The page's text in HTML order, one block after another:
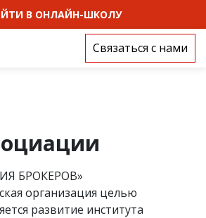
В ОНЛАЙН-ШКОЛУ
Связаться с нами
БРОКЕРОВ»
организация целью
развитие института